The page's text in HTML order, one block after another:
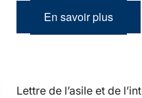
En savoir plus
Lettre de l’asile et de